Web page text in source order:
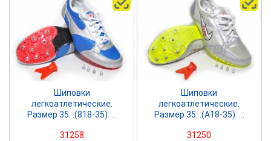
SPRINTER
Шиповки
легкоатлетические.
Размер 35. :(818-35): ...
31258
SPRINTER
Шиповки
легкоатлетические.
Размер 35. :(А18-35): ...
31250